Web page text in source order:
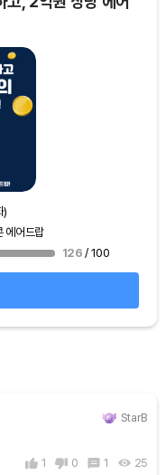
)
에어드랍
126 / 100
StarB
1 0 1 25